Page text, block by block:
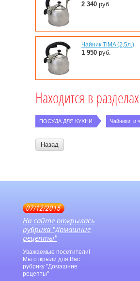
2 340 руб.
Чайник TIMA (2,5л.)
1 950 руб.
Находится в разделах
ПОСУДА ДЛЯ КУХНИ Чайники  и
Назад
07/12/2015
На сайте открылась
рубрика "Домашние
рецепты"
Уважаемые посетители!
Мы открыли для Вас
рубрику "Домашние
рецепты"